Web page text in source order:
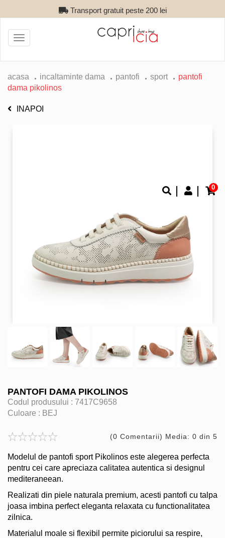
Transport gratuit peste 200 lei
0
Toggle
navigation
acasa incaltaminte dama pantofi sport
pantofi
dama pikolinos
INAPOI
PANTOFI DAMA PIKOLINOS
Codul produsului : 7417C9658
Culoare : BEJ
(0 Comentarii) Media: 0 din 5
Modelul de pantofi sport Pikolinos este alegerea perfecta
pentru cei care apreciaza calitatea autentica si designul
mediteraneean.
Realizati din piele naturala premium, acesti pantofi cu talpa
joasa imbina perfect eleganta relaxata cu functionalitatea
zilnica.
Materialul moale si flexibil permite piciorului sa respire,